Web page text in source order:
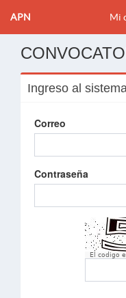
APN Mi
Ingreso al
Correo
Contraseña
El codigo